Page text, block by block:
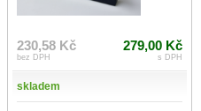
230,58 Kč
bez DPH
279,00 Kč
s DPH
skladem